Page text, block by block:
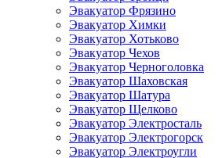
Эвакуатор Фрязино
Эвакуатор Химки
Эвакуатор Хотьково
Эвакуатор Чехов
Эвакуатор Черноголовка
Эвакуатор Шаховская
Эвакуатор Шатура
Эвакуатор Щелково
Эвакуатор Электросталь
Эвакуатор Электрогорск
Эвакуатор Электроугли